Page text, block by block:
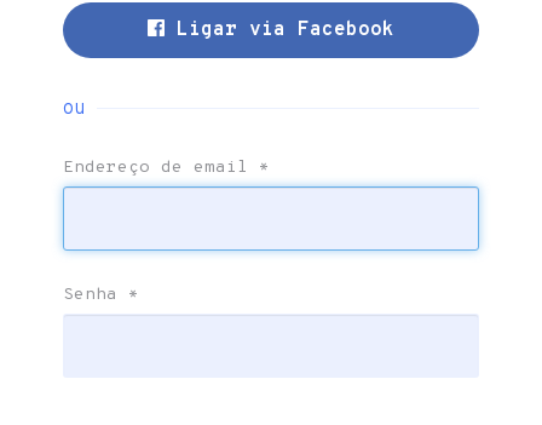
Ligar via Facebook
ou
Endereço de email *
Senha *